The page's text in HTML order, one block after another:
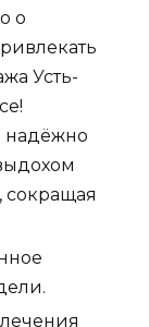
о
Усть-
надёжно
сокращая